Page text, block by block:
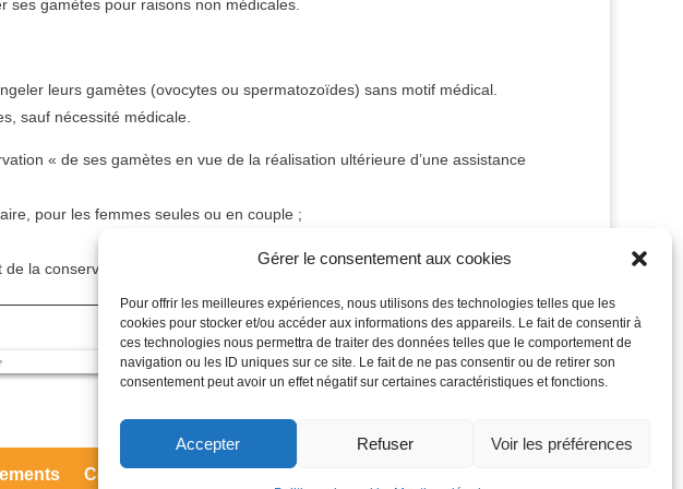
Gérer le consentement aux cookies
Pour offrir les meilleures expériences, nous utilisons des technologies telles que les
cookies pour stocker et/ou accéder aux informations des appareils. Le fait de consentir à
ces technologies nous permettra de traiter des données telles que le comportement de
navigation ou les ID uniques sur ce site. Le fait de ne pas consentir ou de retirer son
consentement peut avoir un effet négatif sur certaines caractéristiques et fonctions.
Accepter Refuser Voir les préférences
ses gamètes pour raisons non médicales.
leurs gamètes (ovocytes ou spermatozoïdes) sans motif médical.
sauf nécessité médicale.
« de ses gamètes en vue de la réalisation ultérieure d’une assistance
pour les femmes seules ou en couple ;
la conservation.
Cookies Confidentialité